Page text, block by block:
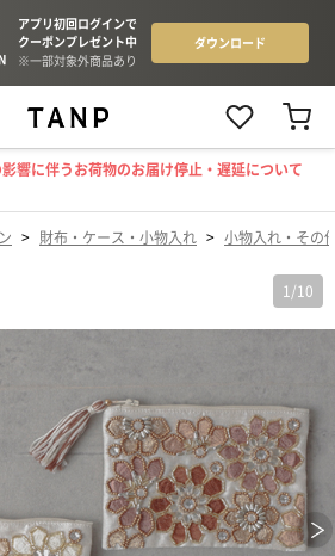
影響に伴うお荷物のお届け停止・遅延について
> 財布・ケース・小物入れ > 小物入れ・その
1 /10